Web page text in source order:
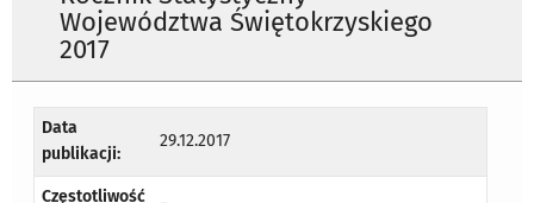
Województwa Świętokrzyskiego
2017
Data
publikacji:
29.12.2017
Częstotliwość